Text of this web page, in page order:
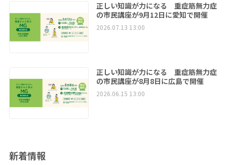
正しい知識が力になる 重症筋無力症
の市民講座が9月12日に愛知で開催
2026.07.13 13:00
正しい知識が力になる 重症筋無力症
の市民講座が8月8日に広島で開催
2026.06.15 13:00
新着情報